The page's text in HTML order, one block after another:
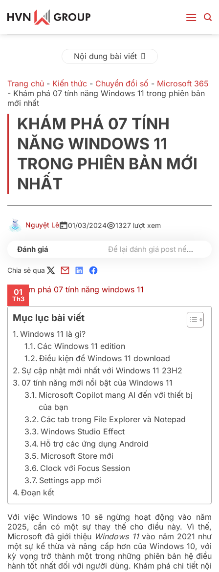
qua
nội
dung
Nội dung bài viết
Trang chủ - Kiến thức - Chuyển đổi số - Microsoft 365
- Khám phá 07 tính năng Windows 11 trong phiên bản
mới nhất
KHÁM PHÁ 07 TÍNH
NĂNG WINDOWS 11
TRONG PHIÊN BẢN MỚI
NHẤT
Nguyệt Lê 01/03/2024 1327 lượt xem
Để lại đánh giá post nếu bạn thấy hữu ích nhé
Chia sẻ qua
01
Th3
Mục lục bài viết
Windows 11 là gì?
Các Windows 11 edition
Điều kiện để Windows 11 download
Sự cập nhật mới nhất với Windows 11 23H2
07 tính năng mới nổi bật của Windows 11
Microsoft Copilot mang AI đến với thiết bị
của bạn
Các tab trong File Explorer và Notepad
Windows Studio Effect
Hỗ trợ các ứng dụng Android
Microsoft Store mới
Clock với Focus Session
Settings app mới
Đoạn kết
Với việc Windows 10 sẽ ngừng hoạt động vào năm
2025, cần có một sự thay thế cho điều này. Vì thế,
Microsoft đã giới thiệu Windows 11vào năm 2021 như
một sự kế thừa và nâng cấp hơn của Windows 10, với
kỳ vọng trở thành một trong những phiên bản hệ điều
hành tốt nhất đối với người dùng. Khám phá chi tiết nội